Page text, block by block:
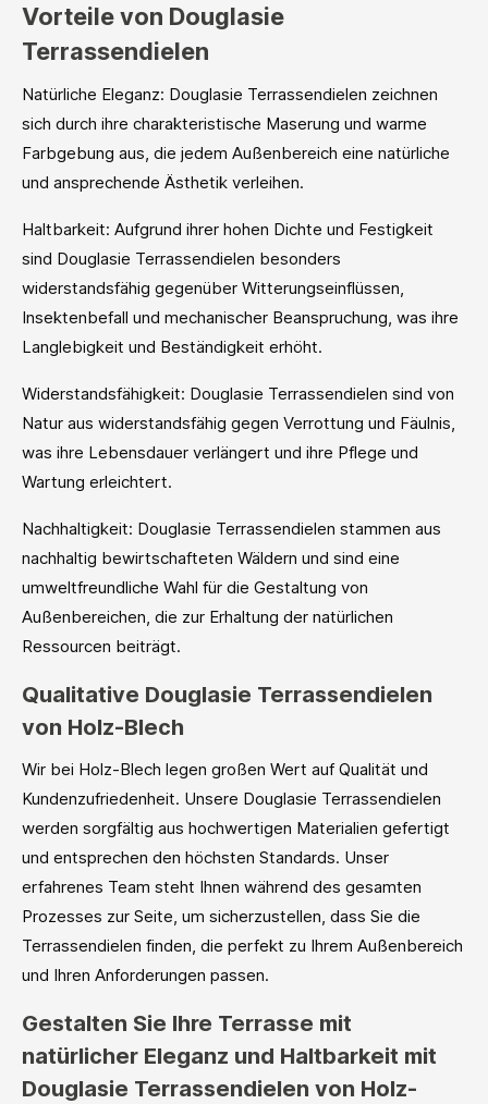
Vorteile von Douglasie
Terrassendielen
Natürliche Eleganz: Douglasie Terrassendielen zeichnen
sich durch ihre charakteristische Maserung und warme
Farbgebung aus, die jedem Außenbereich eine natürliche
und ansprechende Ästhetik verleihen.
Haltbarkeit: Aufgrund ihrer hohen Dichte und Festigkeit
sind Douglasie Terrassendielen besonders
widerstandsfähig gegenüber Witterungseinflüssen,
Insektenbefall und mechanischer Beanspruchung, was ihre
Langlebigkeit und Beständigkeit erhöht.
Widerstandsfähigkeit: Douglasie Terrassendielen sind von
Natur aus widerstandsfähig gegen Verrottung und Fäulnis,
was ihre Lebensdauer verlängert und ihre Pflege und
Wartung erleichtert.
Nachhaltigkeit: Douglasie Terrassendielen stammen aus
nachhaltig bewirtschafteten Wäldern und sind eine
umweltfreundliche Wahl für die Gestaltung von
Außenbereichen, die zur Erhaltung der natürlichen
Ressourcen beiträgt.
Qualitative Douglasie Terrassendielen
von Holz-Blech
Wir bei Holz-Blech legen großen Wert auf Qualität und
Kundenzufriedenheit. Unsere Douglasie Terrassendielen
werden sorgfältig aus hochwertigen Materialien gefertigt
und entsprechen den höchsten Standards. Unser
erfahrenes Team steht Ihnen während des gesamten
Prozesses zur Seite, um sicherzustellen, dass Sie die
Terrassendielen finden, die perfekt zu Ihrem Außenbereich
und Ihren Anforderungen passen.
Gestalten Sie Ihre Terrasse mit
natürlicher Eleganz und Haltbarkeit mit
Douglasie Terrassendielen von Holz-